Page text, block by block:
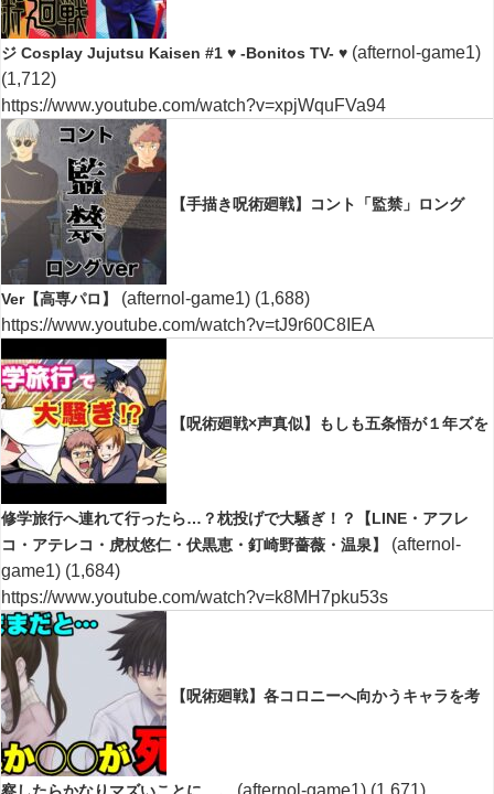
ジ Cosplay Jujutsu Kaisen #1 ♥ -Bonitos TV- ♥ (afternol-game1)
(1,712)
https://www.youtube.com/watch?v=xpjWquFVa94
【手描き呪術廻戦】コント「監禁」ロング
Ver【高専パロ】 (afternol-game1) (1,688)
https://www.youtube.com/watch?v=tJ9r60C8IEA
【呪術廻戦×声真似】もしも五条悟が１年ズを
修学旅行へ連れて行ったら…？枕投げで大騒ぎ！？【LINE・アフレ
コ・アテレコ・虎杖悠仁・伏黒恵・釘崎野薔薇・温泉】
(afternol-
game1) (1,684)
https://www.youtube.com/watch?v=k8MH7pku53s
【呪術廻戦】各コロニーへ向かうキャラを考
(afternol-game1) (1,671)